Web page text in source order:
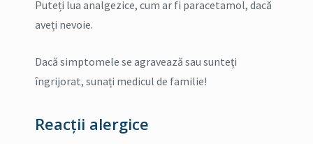
Puteți lua analgezice, cum ar fi paracetamol, dacă
aveți nevoie.
Dacă simptomele se agravează sau sunteți
îngrijorat, sunați medicul de familie!
Reacții alergice